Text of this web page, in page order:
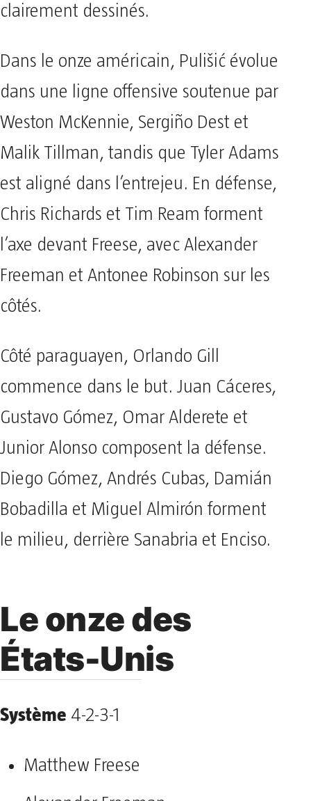
clairement dessinés.
Dans le onze américain, Pulišić évolue
dans une ligne offensive soutenue par
Weston McKennie, Sergiño Dest et
Malik Tillman, tandis que Tyler Adams
est aligné dans l’entrejeu. En défense,
Chris Richards et Tim Ream forment
l’axe devant Freese, avec Alexander
Freeman et Antonee Robinson sur les
côtés.
Côté paraguayen, Orlando Gill
commence dans le but. Juan Cáceres,
Gustavo Gómez, Omar Alderete et
Junior Alonso composent la défense.
Diego Gómez, Andrés Cubas, Damián
Bobadilla et Miguel Almirón forment
le milieu, derrière Sanabria et Enciso.
Le onze des
États-Unis
Système 4-2-3-1
Matthew Freese